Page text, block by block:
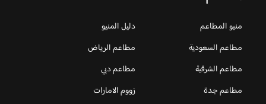
منيو المطاعم
دليل المنيو
مطاعم السعودية
مطاعم الرياض
مطاعم الشرقية
مطاعم دبي
مطاعم جدة
زووم الامارات